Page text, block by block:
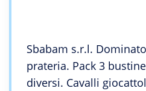
Sbabam s.r.l.
prateria. Pack 3
diversi. Cavalli